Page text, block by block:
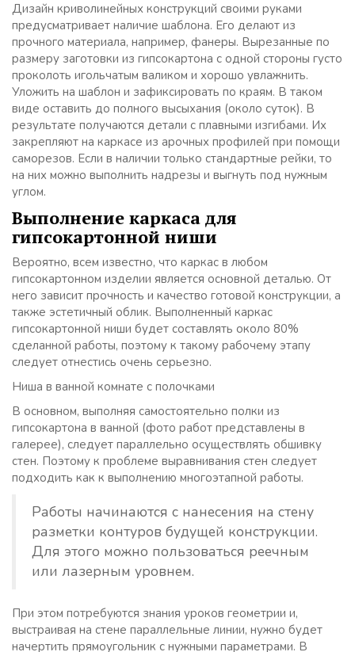
Дизайн криволинейных конструкций своими руками
предусматривает наличие шаблона. Его делают из
прочного материала, например, фанеры. Вырезанные по
размеру заготовки из гипсокартона с одной стороны густо
проколоть игольчатым валиком и хорошо увлажнить.
Уложить на шаблон и зафиксировать по краям. В таком
виде оставить до полного высыхания (около суток). В
результате получаются детали с плавными изгибами. Их
закрепляют на каркасе из арочных профилей при помощи
саморезов. Если в наличии только стандартные рейки, то
на них можно выполнить надрезы и выгнуть под нужным
углом.
Выполнение каркаса для
гипсокартонной ниши
Вероятно, всем известно, что каркас в любом
гипсокартонном изделии является основной деталью. От
него зависит прочность и качество готовой конструкции, а
также эстетичный облик. Выполненный каркас
гипсокартонной ниши будет составлять около 80%
сделанной работы, поэтому к такому рабочему этапу
следует отнестись очень серьезно.
Ниша в ванной комнате с полочками
В основном, выполняя самостоятельно полки из
гипсокартона в ванной (фото работ представлены в
галерее), следует параллельно осуществлять обшивку
стен. Поэтому к проблеме выравнивания стен следует
подходить как к выполнению многоэтапной работы.
Работы начинаются с нанесения на стену
разметки контуров будущей конструкции.
Для этого можно пользоваться реечным
или лазерным уровнем.
При этом потребуются знания уроков геометрии и,
выстраивая на стене параллельные линии, нужно будет
начертить прямоугольник с нужными параметрами. В